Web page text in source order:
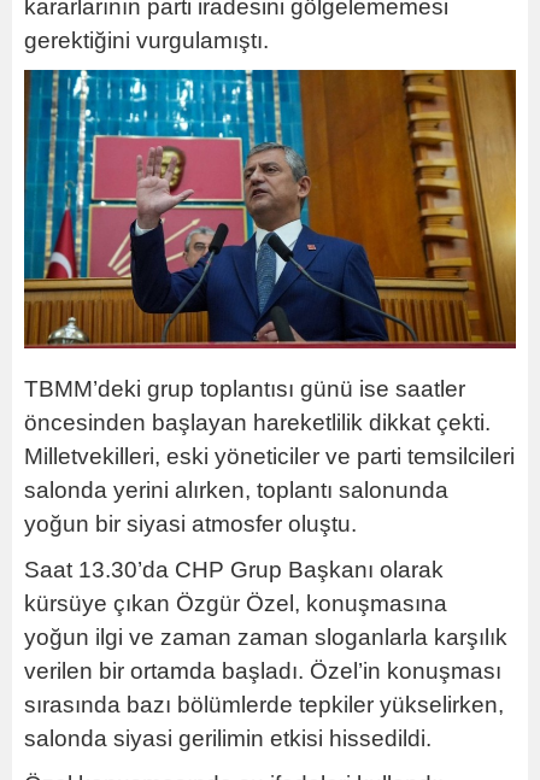
kararlarının parti iradesini gölgelememesi
gerektiğini vurgulamıştı.
TBMM’deki grup toplantısı günü ise saatler
öncesinden başlayan hareketlilik dikkat çekti.
Milletvekilleri, eski yöneticiler ve parti temsilcileri
salonda yerini alırken, toplantı salonunda
yoğun bir siyasi atmosfer oluştu.
Saat 13.30’da CHP Grup Başkanı olarak
kürsüye çıkan Özgür Özel, konuşmasına
yoğun ilgi ve zaman zaman sloganlarla karşılık
verilen bir ortamda başladı. Özel’in konuşması
sırasında bazı bölümlerde tepkiler yükselirken,
salonda siyasi gerilimin etkisi hissedildi.